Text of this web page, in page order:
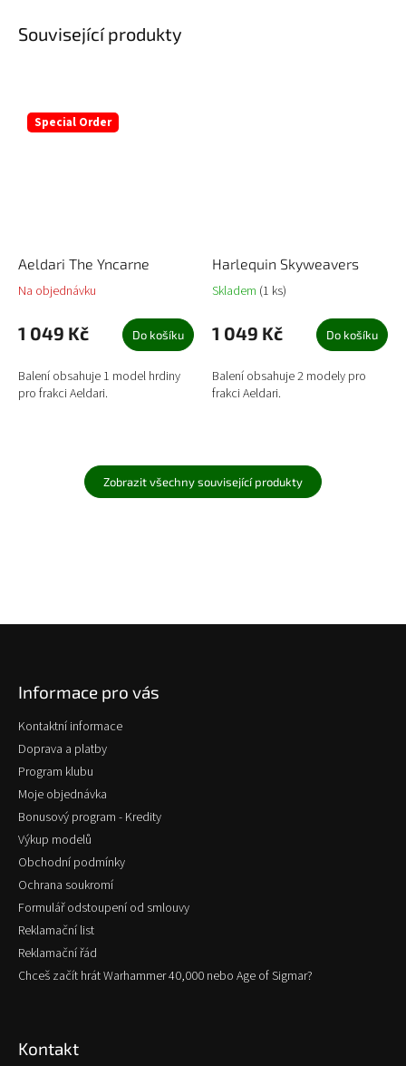
Související produkty
Special Order
Aeldari The Yncarne
Na objednávku
1 049 Kč Do košíku
Balení obsahuje 1 model hrdiny
pro frakci Aeldari.
Harlequin Skyweavers
Skladem (1 ks)
1 049 Kč Do košíku
Balení obsahuje 2 modely pro
frakci Aeldari.
Zobrazit všechny související produkty
Informace pro vás
Kontaktní informace
Doprava a platby
Program klubu
Moje objednávka
Bonusový program - Kredity
Výkup modelů
Obchodní podmínky
Ochrana soukromí
Formulář odstoupení od smlouvy
Reklamační list
Reklamační řád
Chceš začít hrát Warhammer 40,000 nebo Age of Sigmar?
Kontakt